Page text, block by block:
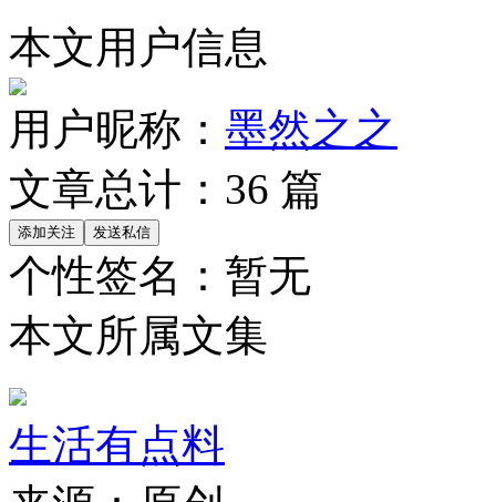
本文用户信息
用户昵称： 墨然之之
文章总计： 36 篇
个性签名： 暂无
本文所属文集
生活有点料